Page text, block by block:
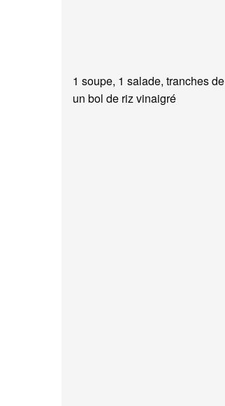
1 soupe, 1 salade, tranches
un bol de riz vinaigré